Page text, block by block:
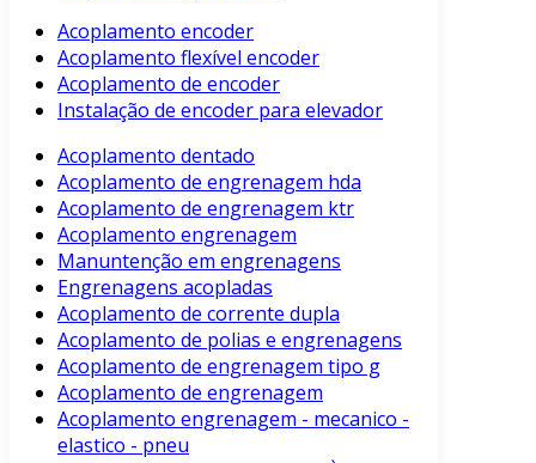
Acoplamento encoder
Acoplamento flexível encoder
Acoplamento de encoder
Instalação de encoder para elevador
Acoplamento dentado
Acoplamento de engrenagem hda
Acoplamento de engrenagem ktr
Acoplamento engrenagem
Manuntenção em engrenagens
Engrenagens acopladas
Acoplamento de corrente dupla
Acoplamento de polias e engrenagens
Acoplamento de engrenagem tipo g
Acoplamento de engrenagem
Acoplamento engrenagem - mecanico -
elastico - pneu